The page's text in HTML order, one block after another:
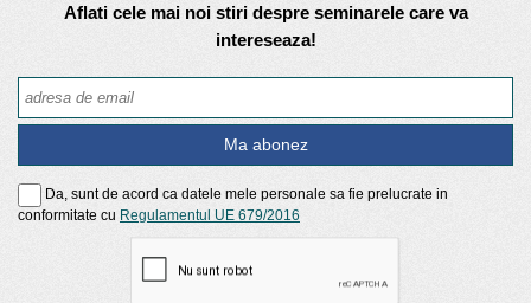
Aflati cele mai noi stiri despre seminarele care va
intereseaza!
Da, sunt de acord ca datele mele personale sa fie prelucrate in
conformitate cu Regulamentul UE 679/2016